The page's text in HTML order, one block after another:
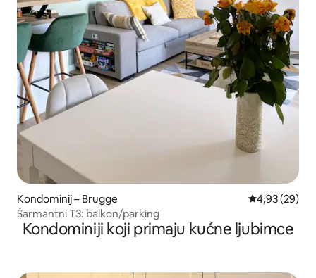
Kondominij – Brugge Prosječna
4,93 (29)
Šarmantni T3: balkon/parking
Kondominiji koji primaju kućne ljubimce